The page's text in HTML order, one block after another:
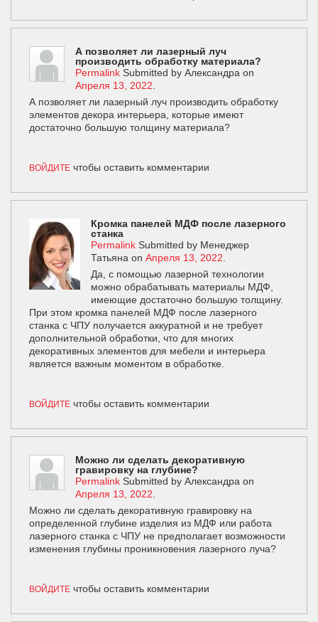
А позволяет ли лазерный луч
производить обработку материала?
Permalink Submitted by Александра on
Апреля 13, 2022
А позволяет ли лазерный луч производить обработку
элементов декора интерьера, которые имеют
достаточно большую толщину материала?
ВОЙДИТЕ чтобы оставить комментарии
Кромка панелей МДФ после лазерного
станка
Permalink Submitted by Менеджер
Татьяна on Апреля 13, 2022
Да, с помощью лазерной технологии
можно обрабатывать материалы МДФ,
имеющие достаточно большую толщину.
При этом кромка панелей МДФ после лазерного
станка с ЧПУ получается аккуратной и не требует
дополнительной обработки, что для многих
декоративных элементов для мебели и интерьера
является важным моментом в обработке.
ВОЙДИТЕ чтобы оставить комментарии
Можно ли сделать декоративную
гравировку на глубине?
Permalink Submitted by Александра on
Апреля 13, 2022
Можно ли сделать декоративную гравировку на
определенной глубине изделия из МДФ или работа
лазерного станка с ЧПУ не предполагает возможности
изменения глубины проникновения лазерного луча?
ВОЙДИТЕ чтобы оставить комментарии